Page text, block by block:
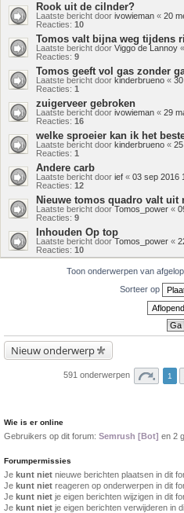
Rook uit de cilnder?
Laatste bericht door ivowieman « 20
Reacties: 10
Tomos valt bijna weg tijdens
Laatste bericht door Viggo de Lannoy
Reacties: 9
Tomos geeft vol gas zonder
Laatste bericht door kinderbrueno «
Reacties: 1
zuigerveer gebroken
Laatste bericht door ivowieman « 29
Reacties: 16
welke sproeier kan ik het
Laatste bericht door kinderbrueno «
Reacties: 1
Andere carb
Laatste bericht door ief « 03 sep 2016
Reacties: 12
Nieuwe tomos quadro valt uit
Laatste bericht doorTomos_power «
Reacties: 9
Inhouden Op top
Laatste bericht doorTomos_power «
Reacties: 10
Toon onderwerpen van
Sorteer op
Nieuw onderwerp
591 onderwerpen 1
Wie is er online
Gebruikers op dit forum: Semrush [Bot] en 2
Forumpermissies
Je kunt niet nieuwe berichten plaatsen in dit
Je kunt niet reageren op onderwerpen in dit
Je kunt niet je eigen berichten wijzigen in dit
Je kunt niet je eigen berichten verwijderen in